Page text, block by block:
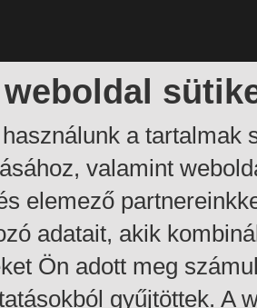
weboldal
a tartalmak
valamint
elemező
adatait, akik
Ön adott meg
gyűjtöttek. A